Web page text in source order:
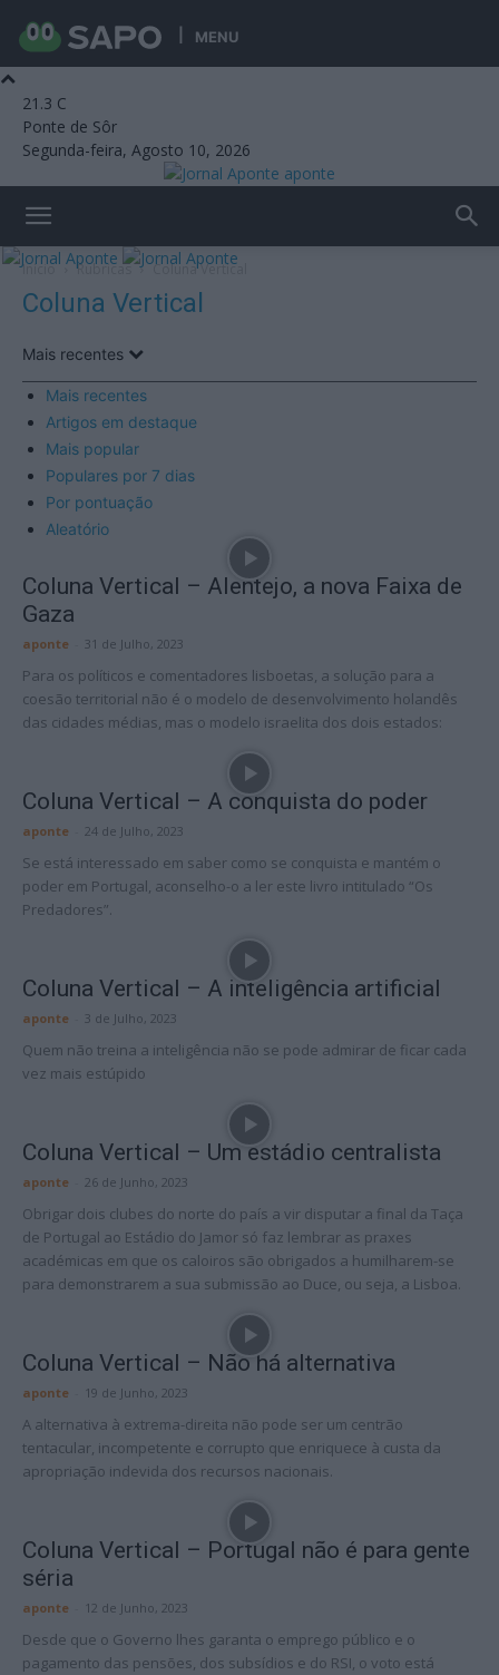
MENU
21.3 C
Ponte de Sôr
Segunda-feira, Agosto 10, 2026
aponte
Início Rubricas Coluna Vertical
Coluna Vertical
Mais recentes
Mais recentes
Artigos em destaque
Mais popular
Populares por 7 dias
Por pontuação
Aleatório
Coluna Vertical – Alentejo, a nova Faixa de
Gaza
aponte 31 de Julho, 2023
Para os políticos e comentadores lisboetas, a solução para a
coesão territorial não é o modelo de desenvolvimento holandês
das cidades médias, mas o modelo israelita dos dois estados:
Coluna Vertical – A conquista do poder
aponte 24 de Julho, 2023
Se está interessado em saber como se conquista e mantém o
poder em Portugal, aconselho-o a ler este livro intitulado “Os
Predadores”.
Coluna Vertical – A inteligência artificial
aponte 3 de Julho, 2023
Quem não treina a inteligência não se pode admirar de ficar cada
vez mais estúpido
Coluna Vertical – Um estádio centralista
aponte 26 de Junho, 2023
Obrigar dois clubes do norte do país a vir disputar a final da Taça
de Portugal ao Estádio do Jamor só faz lembrar as praxes
académicas em que os caloiros são obrigados a humilharem-se
para demonstrarem a sua submissão ao Duce, ou seja, a Lisboa.
Coluna Vertical – Não há alternativa
aponte 19 de Junho, 2023
A alternativa à extrema-direita não pode ser um centrão
tentacular, incompetente e corrupto que enriquece à custa da
apropriação indevida dos recursos nacionais.
Coluna Vertical – Portugal não é para gente
séria
aponte 12 de Junho, 2023
Desde que o Governo lhes garanta o emprego público e o
pagamento das pensões, dos subsídios e do RSI, o voto está